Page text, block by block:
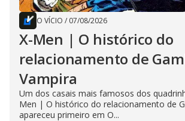
O VÍCIO / 07/08/2026
X-Men | O histórico do
relacionamento de
Vampira
Um dos casais mais famosos dos
Men | O histórico do relacionamento de
apareceu primeiro em O...